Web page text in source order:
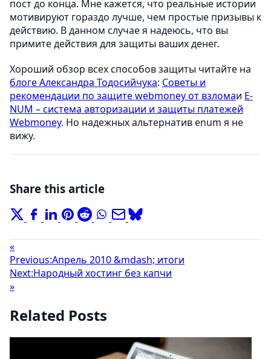
пост до конца. Мне кажется, что реальные истории
мотивируют гораздо лучше, чем простые призывы к
действию. В данном случае я надеюсь, что вы
примите действия для защиты ваших денег.
Хороший обзор всех способов защиты читайте на
блоге Александра Тодосийчука: Советы и
рекомендации по защите webmoney от взломаи E-
NUM – система авторизации и защиты платежей
Webmoney. Но надежных альтернатив enum я не
вижу.
Share this article
«
Previous:Апрель 2010 &mdash; итоги
Next:Народный хостинг без капчи
»
Related Posts